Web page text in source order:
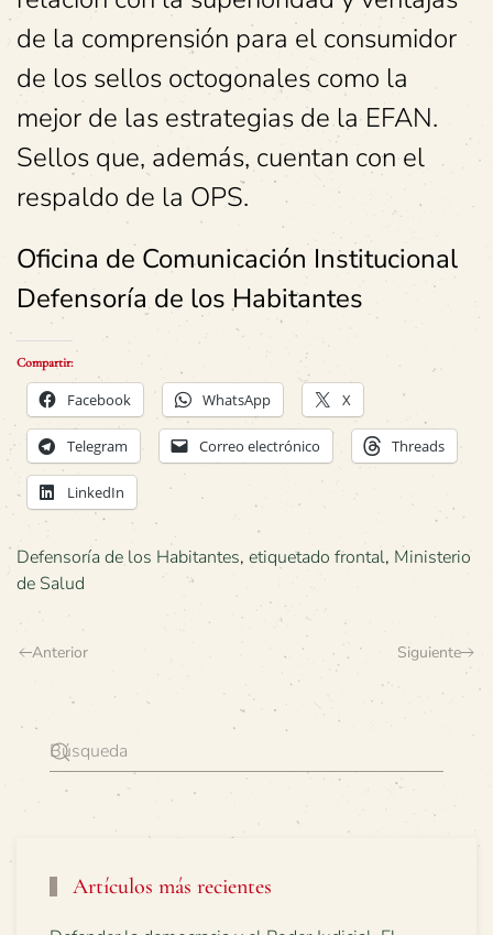
de la comprensión para el consumidor
de los sellos octogonales como la
mejor de las estrategias de la EFAN.
Sellos que, además, cuentan con el
respaldo de la OPS.
Oficina de Comunicación Institucional
Defensoría de los Habitantes
Compartir:
Facebook WhatsApp X
Telegram Correo electrónico Threads
LinkedIn
Defensoría de los Habitantes, etiquetado frontal, Ministerio
de Salud
Anterior Siguiente
Artículos más recientes